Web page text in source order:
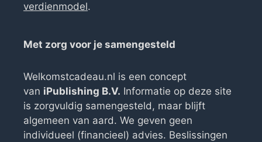
verdienmodel.
Met zorg voor je samengesteld
Welkomstcadeau.nl is een concept
van iPublishing B.V. Informatie op deze site
is zorgvuldig samengesteld, maar blijft
algemeen van aard. We geven geen
individueel (financieel) advies. Beslissingen